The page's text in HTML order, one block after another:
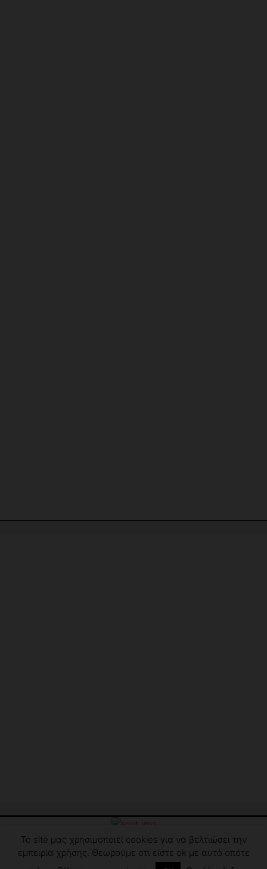
Επικοινωνία Δήλωση Συμμόρφωσης Όροι χρήσης
Το site μας χρησιμοποιεί cookies για να βελτιώσει την
εμπειρία χρήσης. Θεωρούμε οτι είστε ok με αυτό οπότε